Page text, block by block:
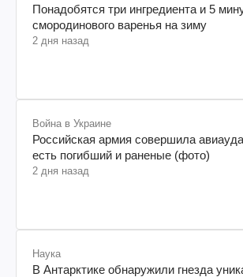
Понадобятся три ингредиента и 5
смородинового варенья на зиму
2 дня назад
Война в Украине
Российская армия совершила
есть погибший и раненые (фото)
2 дня назад
Наука
В Антарктике обнаружили гнезда